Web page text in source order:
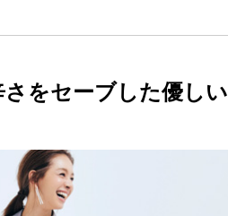
をセーブした優しい